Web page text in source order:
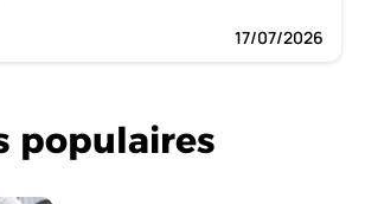
17/07/2026
populaires